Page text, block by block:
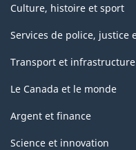
Culture, histoire et sport
Services de police, justice
Transport et infrastructure
Le Canada et le monde
Argent et finance
Science et innovation